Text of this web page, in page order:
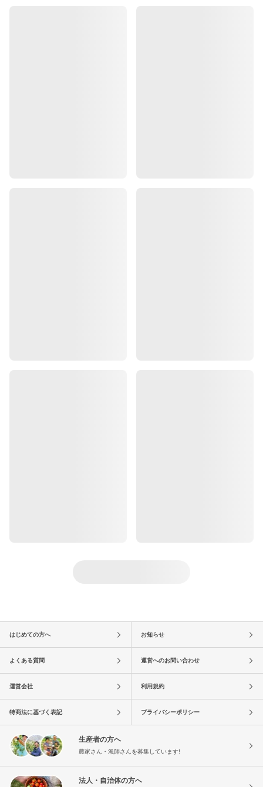
はじめての方へ お知らせ
よくある質問 運営へのお問い合わせ
運営会社 利用規約
特商法に基づく表記 プライバシーポリシー
生産者の方へ
農家さん・漁師さんを募集しています!
法人・自治体の方へ